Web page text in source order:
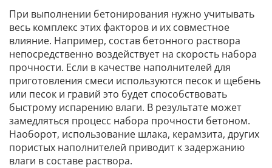
При выполнении бетонирования нужно учитывать
весь комплекс этих факторов и их совместное
влияние. Например, состав бетонного раствора
непосредственно воздействует на скорость набора
прочности. Если в качестве наполнителей для
приготовления смеси используются песок и щебень
или песок и гравий это будет способствовать
быстрому испарению влаги. В результате может
замедляться процесс набора прочности бетоном.
Наоборот, использование шлака, керамзита, других
пористых наполнителей приводит к задержанию
влаги в составе раствора.